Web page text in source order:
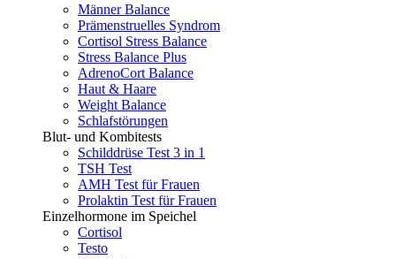
Männer Balance
Prämenstruelles Syndrom
Cortisol Stress Balance
Stress Balance Plus
AdrenoCort Balance
Haut & Haare
Weight Balance
Schlafstörungen
Blut- und Kombitests
Schilddrüse Test 3 in 1
TSH Test
AMH Test für Frauen
Prolaktin Test für Frauen
Einzelhormone im Speichel
Cortisol
Testo